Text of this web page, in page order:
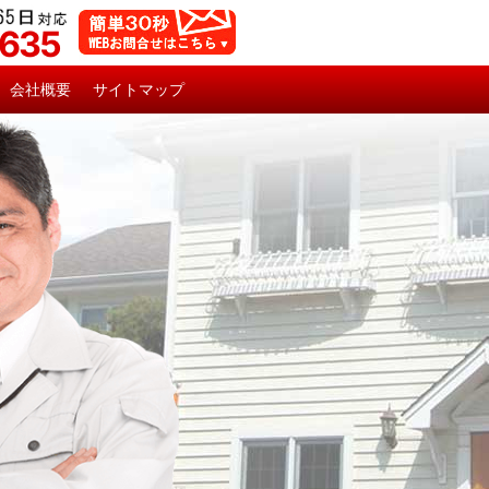
会社概要 サイトマップ